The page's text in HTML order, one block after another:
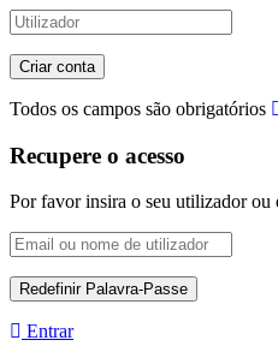
Todos os campos são obrigatórios
Recupere o acesso
Por favor insira o seu utilizador ou
Entrar